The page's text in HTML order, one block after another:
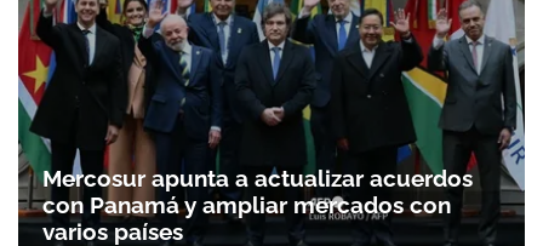
Mercosur apunta a actualizar acuerdos
con Panamá y ampliar mercados con
varios países